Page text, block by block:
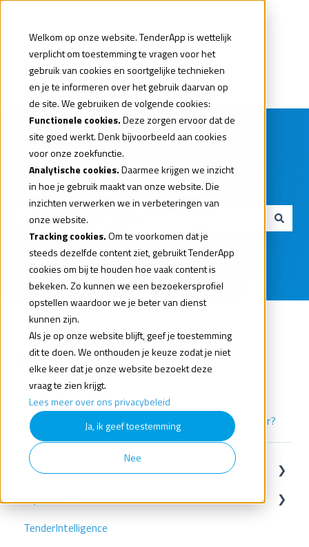
Welkom op onze website. TenderApp is wettelijk
verplicht om toestemming te vragen voor het
gebruik van cookies en soortgelijke technieken
en je te informeren over het gebruik daarvan op
de site. We gebruiken de volgende cookies:
Functionele cookies.Deze zorgen ervoor dat de
site goed werkt. Denk bijvoorbeeld aan cookies
voor onze zoekfunctie.
Analytische cookies.Daarmee krijgen we inzicht
in hoe je gebruik maakt van onze website. Die
inzichten verwerken we in verbeteringen van
onze website.
Tracking cookies.Om te voorkomen dat je
steeds dezelfde content ziet, gebruikt TenderApp
cookies om bij te houden hoe vaak content is
bekeken. Zo kunnen we een bezoekersprofiel
opstellen waardoor we je beter van dienst
kunnen zijn.
Als je op onze website blijft, geef je toestemming
dit te doen. We onthouden je keuze zodat je niet
elke keer dat je onze website bezoekt deze
vraag te zien krijgt.
Lees meer over ons privacybeleid
Ja, ik geef toestemming
Nee
Hi. Hoe kunnen we je helpen?
Er zijn geen suggesties want het zoekveld is leeg.
Knowledge Base | TenderApp
Jurisprudentie
Wat is jurisprudentie?
Hoe zie ik of er jurisprudentie is bij een bepaalde tender?
Beginnen met TenderApp
Stap 1: Stel je zoekprofiel in
Stap 2: Voeg je collega's toe
Mijn account
Gebruikersbeheer
TenderIntelligence